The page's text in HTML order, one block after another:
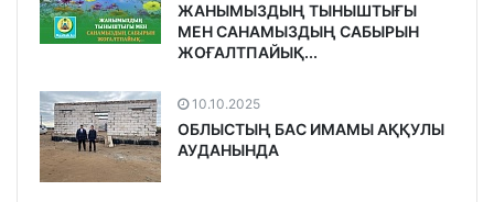
ЖАНЫМЫЗДЫҢ ТЫНЫШТЫҒЫ
МЕН САНАМЫЗДЫҢ САБЫРЫН
ЖОҒАЛТПАЙЫҚ...
10.10.2025
ОБЛЫСТЫҢ БАС ИМАМЫ АҚҚУЛЫ
АУДАНЫНДА